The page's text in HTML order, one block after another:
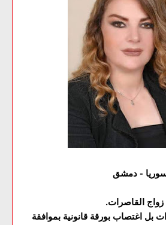
- دمشق
القاصرات.
بل اغتصاب بورقة قانونية بموافقة